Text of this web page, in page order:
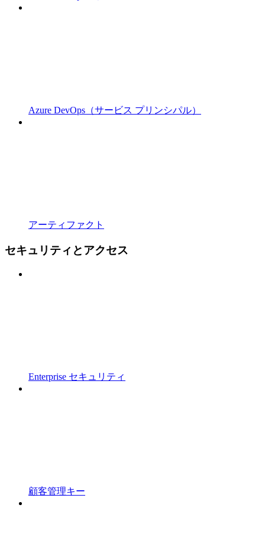
Azure DevOps（サービス プリンシパル）
アーティファクト
セキュリティとアクセス
Enterprise セキュリティ
顧客管理キー